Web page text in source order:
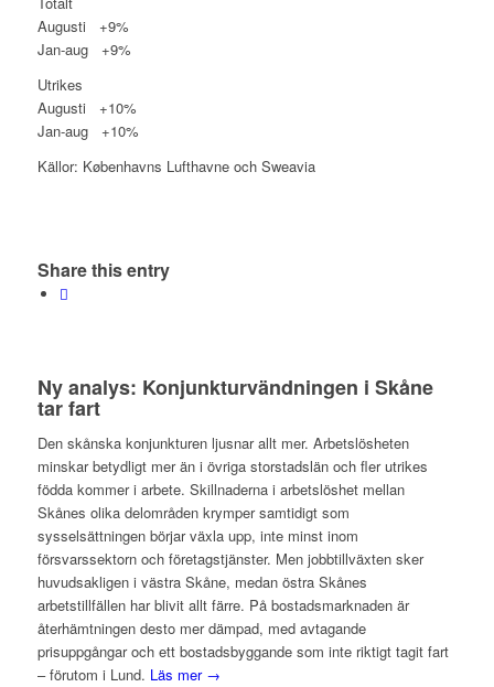
Augusti +9%
Jan-aug +9%
Utrikes
Augusti +10%
Jan-aug +10%
Källor: Københavns Lufthavne och Sweavia
Share this entry
Ny analys: Konjunkturvändningen i Skåne
tar fart
Den skånska konjunkturen ljusnar allt mer. Arbetslösheten
minskar betydligt mer än i övriga storstadslän och fler utrikes
födda kommer i arbete. Skillnaderna i arbetslöshet mellan
Skånes olika delområden krymper samtidigt som
sysselsättningen börjar växla upp, inte minst inom
försvarssektorn och företagstjänster. Men jobbtillväxten sker
huvudsakligen i västra Skåne, medan östra Skånes
arbetstillfällen har blivit allt färre. På bostadsmarknaden är
återhämtningen desto mer dämpad, med avtagande
prisuppgångar och ett bostadsbyggande som inte riktigt tagit fart
– förutom i Lund. Läs mer →